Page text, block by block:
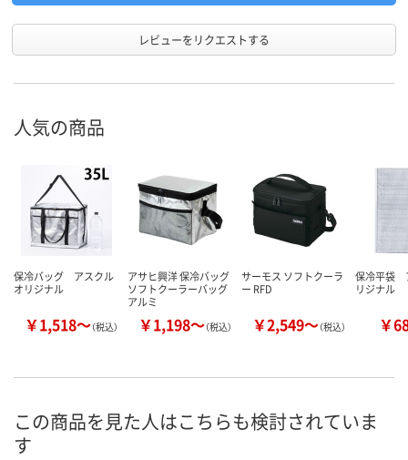
レビューをリクエストする
人気の商品
保冷バッグ アスクル
オリジナル
￥1,518～（税込）
アサヒ興洋 保冷バッグ
ソフトクーラーバッグ
アルミ
￥1,198～（税込）
サーモス ソフトクーラ
ー RFD
￥2,549～（税込）
保冷平袋
リジナル
￥
この商品を見た人はこちらも検討されていま
す